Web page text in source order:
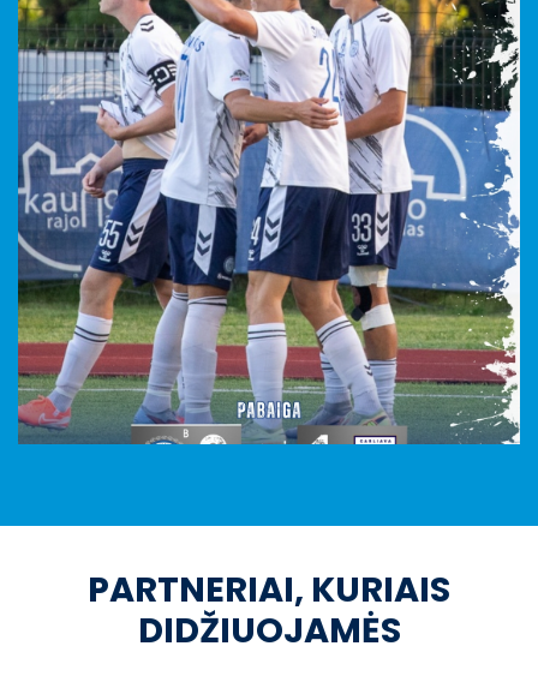
PARTNERIAI, KURIAIS
DIDŽIUOJAMĖS